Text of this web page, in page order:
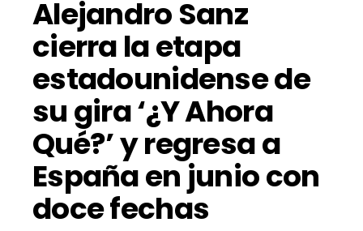
Alejandro Sanz
cierra la etapa
estadounidense de
su gira ‘¿Y Ahora
Qué?’ y regresa a
España en junio con
doce fechas